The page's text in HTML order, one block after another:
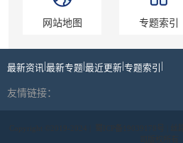
网站地图 专题索引
最新资讯 |最新专题|最近更新|专题索引 |
友情链接：